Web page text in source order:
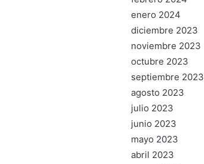
enero 2024
diciembre 2023
noviembre 2023
octubre 2023
septiembre 2023
agosto 2023
julio 2023
junio 2023
mayo 2023
abril 2023